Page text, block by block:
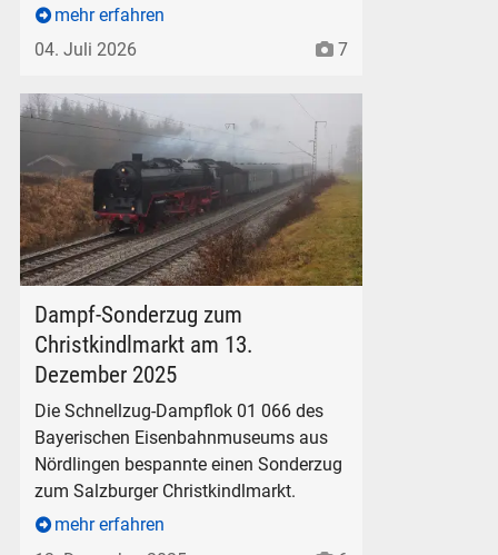
mehr erfahren
04. Juli 2026
7
Dampf-Sonderzug zum
Christkindlmarkt am 13.
Dezember 2025
Die Schnellzug-Dampflok 01 066 des
Bayerischen Eisenbahnmuseums aus
Nördlingen bespannte einen Sonderzug
zum Salzburger Christkindlmarkt.
mehr erfahren